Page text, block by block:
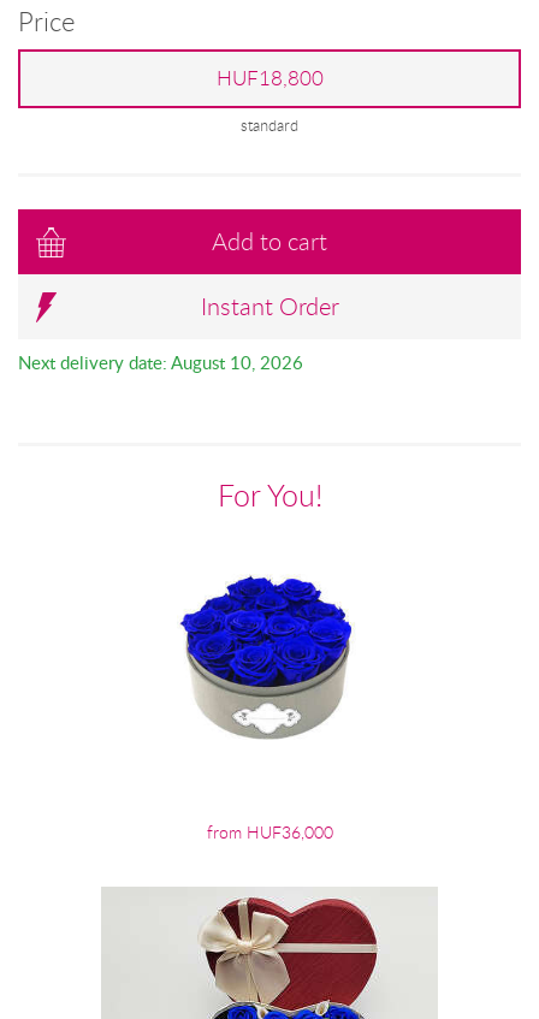
Price
HUF18,800
standard
Add to cart
Instant Order
Next delivery date: August 10, 2026
For You!
from HUF36,000